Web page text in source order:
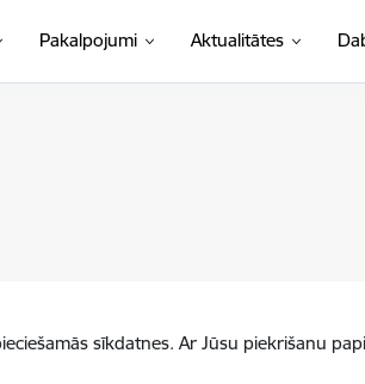
Pakalpojumi Aktualitātes
sīkdatnes. Ar Jūsu piekrišanu